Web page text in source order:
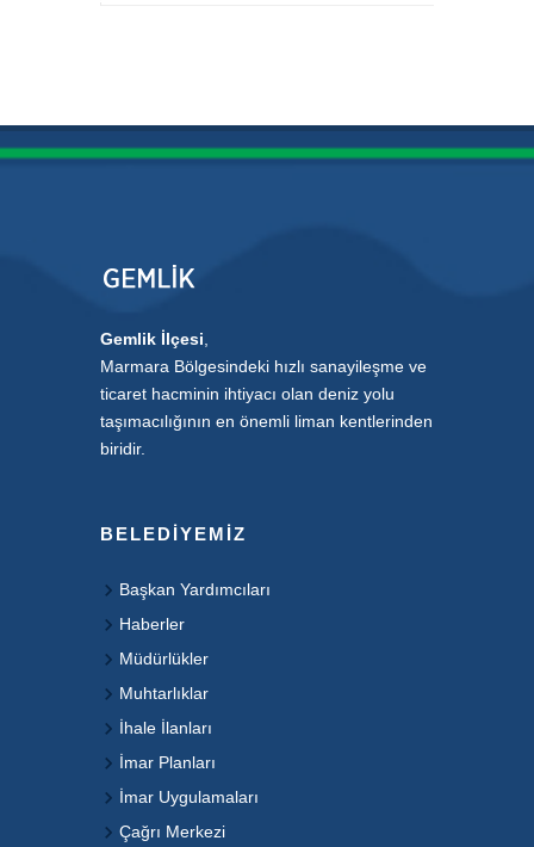
Gemlik İlçesi
Marmara Bölgesindeki hızlı sanayileşme ve
ticaret hacminin ihtiyacı olan deniz yolu
taşımacılığının en önemli liman kentlerinden
biridir.
BELEDIYEMIZ
Başkan Yardımcıları
Haberler
Müdürlükler
Muhtarlıklar
İhale İlanları
İmar Planları
İmar Uygulamaları
Çağrı Merkezi